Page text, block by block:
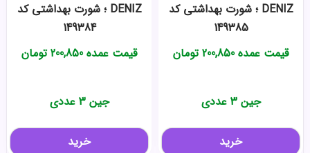
DENIZ ؛ شورت بهداشتی کد
149385
قیمت عمده200,850 تومان
جین 3 عددی
خرید
DENIZ ؛ شورت بهداشتی کد
149384
قیمت عمده200,850 تومان
جین 3 عددی
خرید